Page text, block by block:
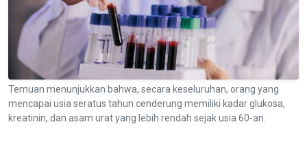
Temuan menunjukkan bahwa, secara keseluruhan, orang yang
mencapai usia seratus tahun cenderung memiliki kadar glukosa,
kreatinin, dan asam urat yang lebih rendah sejak usia 60-an.